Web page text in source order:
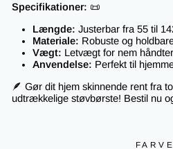
Specifikationer: 📜
Længde: Justerbar fra 55 til
Materiale: Robuste og
Vægt: Letvægt for nem
Anvendelse: Perfekt til
🪶 Gør dit hjem skinnende rent fra
udtrækkelige støvbørste! Bestil nu
FARVE